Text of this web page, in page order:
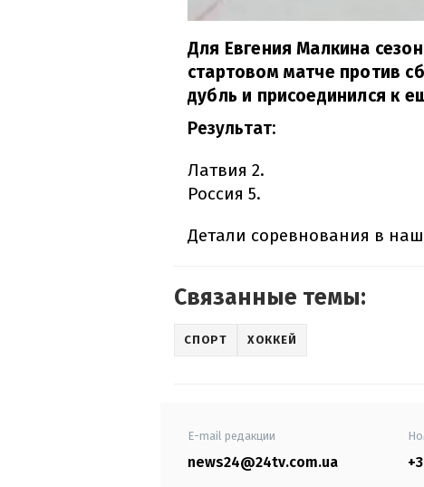
Для Евгения Малкина
стартовом матче против
дубль и присоединился к
Результат:
Латвия 2.
Россия 5.
Детали соревнования в
Связанные темы:
СПОРТ ХОККЕЙ
E-mail редакции
news24@24tv.com.ua